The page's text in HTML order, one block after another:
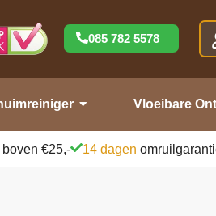
085 782 5578
Vloeibare
€25,- 14 dagen